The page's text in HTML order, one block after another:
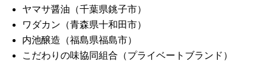
ヤマサ醤油（千葉県銚子市）
ワダカン（青森県十和田市）
内池醸造（福島県福島市）
こだわりの味協同組合（プライベートブランド）